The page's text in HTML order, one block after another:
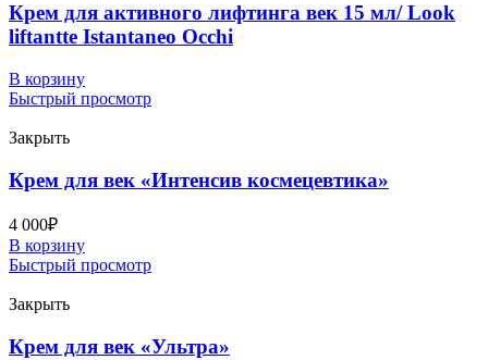
Крем для активного лифтинга век 15 мл/ Look
liftantte Istantaneo Occhi
В корзину
Быстрый просмотр
Закрыть
Крем для век «Интенсив космецевтика»
4 000₽
В корзину
Быстрый просмотр
Закрыть
Крем для век «Ультра»